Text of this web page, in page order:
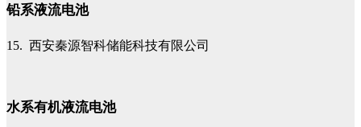
铅系液流电池
15. 西安秦源智科储能科技有限公司
水系有机液流电池